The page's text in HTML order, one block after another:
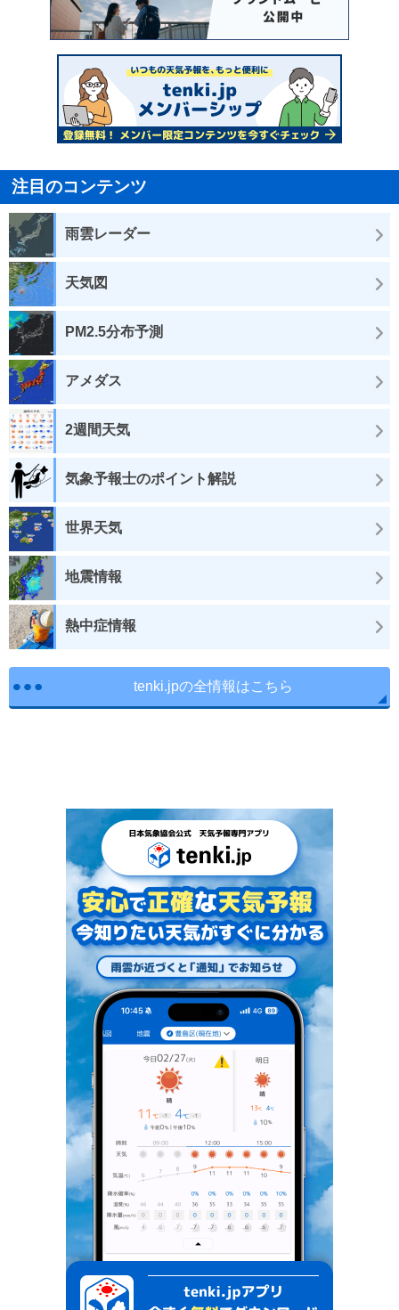
注目のコンテンツ
雨雲レーダー
天気図
PM2.5分布予測
アメダス
2週間天気
気象予報士のポイント解説
世界天気
地震情報
熱中症情報
tenki.jpの全情報はこちら